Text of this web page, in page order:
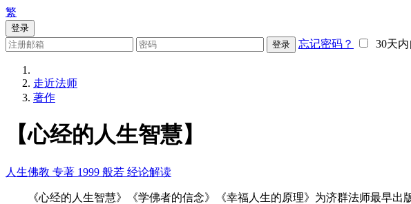
繁
登录
登录
忘记密码？ 30天
走近法师
著作
【心经的人生智慧】
人生佛教 专著 1999 般若 经论解读
《心经的人生智慧》《学佛者的信念》《幸福人生的原理》为济群法师最早出